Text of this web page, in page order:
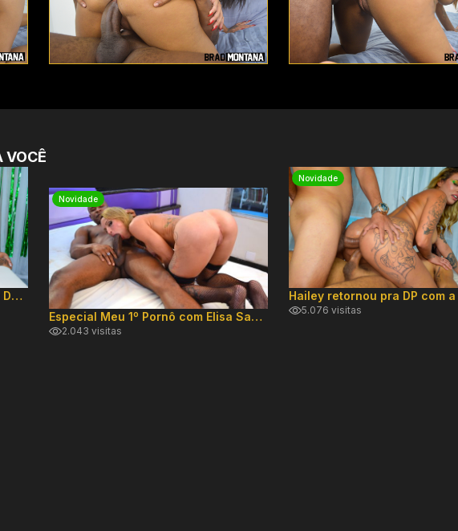
VOCÊ
Kim raridade meteu 2 golaços em DP hard!
Novidade
Especial Meu 1º Pornô com Elisa Sanches
2.043 visitas
Novidade
5.076 visitas